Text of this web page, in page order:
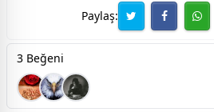
Paylaş:
3 Beğeni